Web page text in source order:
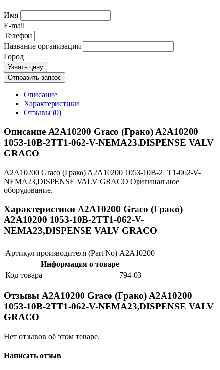
Имя
E-mail
Телефон
Название организации
Город
Узнать цену
Отправить запрос
Описание
Характеристики
Отзывы (0)
Описание A2A10200 Graco (Грако) A2A10200
1053-10B-2TT1-062-V-NEMA23,DISPENSE VALV
GRACO
A2A10200 Graco (Грако) A2A10200 1053-10B-2TT1-062-V-
NEMA23,DISPENSE VALV GRACO Оригинальное
оборудование.
Характеристики A2A10200 Graco (Грако)
A2A10200 1053-10B-2TT1-062-V-
NEMA23,DISPENSE VALV GRACO
Артикул производителя (Part No) A2A10200
Информация о товаре
Код товара
794-03
Отзывы A2A10200 Graco (Грако) A2A10200
1053-10B-2TT1-062-V-NEMA23,DISPENSE VALV
GRACO
Нет отзывов об этом товаре.
Написать отзыв